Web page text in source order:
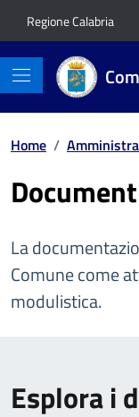
Regione Calabria
Home /
La
Comune come
modulistica.
Esplora i